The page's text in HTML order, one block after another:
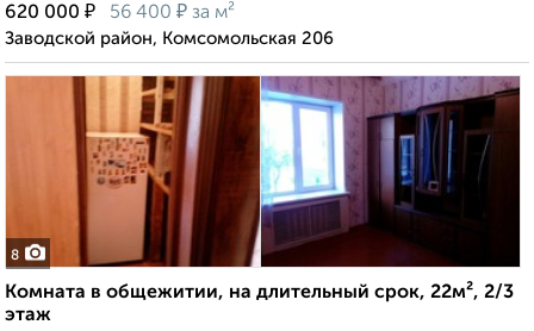
620 000 ₽ 56 400 ₽ за м²
Заводской район, Комсомольская 206
8
Комната в общежитии, на длительный срок, 22м², 2/3
этаж